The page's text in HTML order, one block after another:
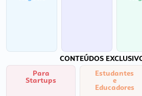
CONTEÚDOS
Para
Startups
Estudantes
e
Educadores